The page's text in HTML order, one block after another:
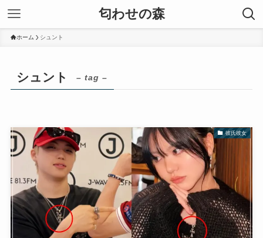
匂わせの森
ホーム シュント
シュント – tag –
彼氏彼女